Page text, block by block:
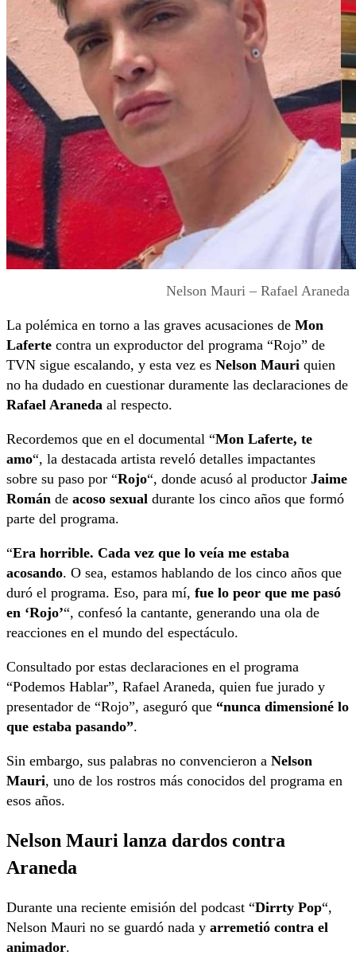
Nelson Mauri – Rafael Araneda
La polémica en torno a las graves acusaciones de Mon
Laferte contra un exproductor del programa “Rojo” de
TVN sigue escalando, y esta vez es Nelson Mauri quien
no ha dudado en cuestionar duramente las declaraciones de
Rafael Araneda al respecto.
Recordemos que en el documental “Mon Laferte, te
amo“, la destacada artista reveló detalles impactantes
sobre su paso por “Rojo“, donde acusó al productor Jaime
Román de acoso sexual durante los cinco años que formó
parte del programa.
“Era horrible. Cada vez que lo veía me estaba
acosando. O sea, estamos hablando de los cinco años que
duró el programa. Eso, para mí, fue lo peor que me pasó
en ‘Rojo’“, confesó la cantante, generando una ola de
reacciones en el mundo del espectáculo.
Consultado por estas declaraciones en el programa
“Podemos Hablar”, Rafael Araneda, quien fue jurado y
presentador de “Rojo”, aseguró que “nunca dimensioné lo
que estaba pasando”.
Sin embargo, sus palabras no convencieron a Nelson
Mauri, uno de los rostros más conocidos del programa en
esos años.
Nelson Mauri lanza dardos contra
Araneda
Durante una reciente emisión del podcast “Dirrty Pop“,
Nelson Mauri no se guardó nada y arremetió contra el
animador.